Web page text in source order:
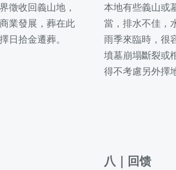
徵收回義山地，
業發展，葬在此
日拾金遷葬。
本地有些義山或
當，排水不佳，
雨季來臨時，很
墳墓崩塌斷裂或
得不考慮另外擇
八 ｜ 回馈